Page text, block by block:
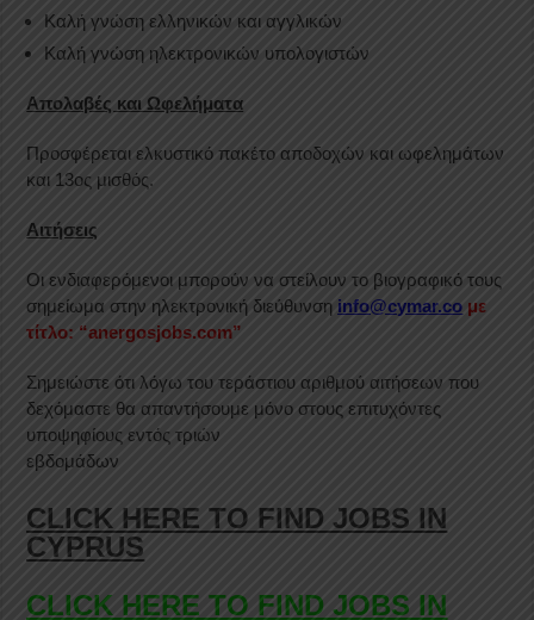
Καλή γνώση ελληνικών και αγγλικών
Καλή γνώση ηλεκτρονικών υπολογιστών
Απολαβές και Ωφελήματα
Προσφέρεται ελκυστικό πακέτο αποδοχών και ωφελημάτων
και 13ος μισθός.
Αιτήσεις
Οι ενδιαφερόμενοι μπορούν να στείλουν το βιογραφικό τους
σημείωμα στην ηλεκτρονική διεύθυνση info@cymar.co με
τίτλο: “anergosjobs.com”
Σημειώστε ότι λόγω του τεράστιου αριθμού αιτήσεων που
δεχόμαστε θα απαντήσουμε μόνο στους επιτυχόντες
υποψηφίους εντός τριών
εβδομάδων
CLICK HERE TO FIND JOBS IN
CYPRUS
CLICK HERE TO FIND JOBS IN